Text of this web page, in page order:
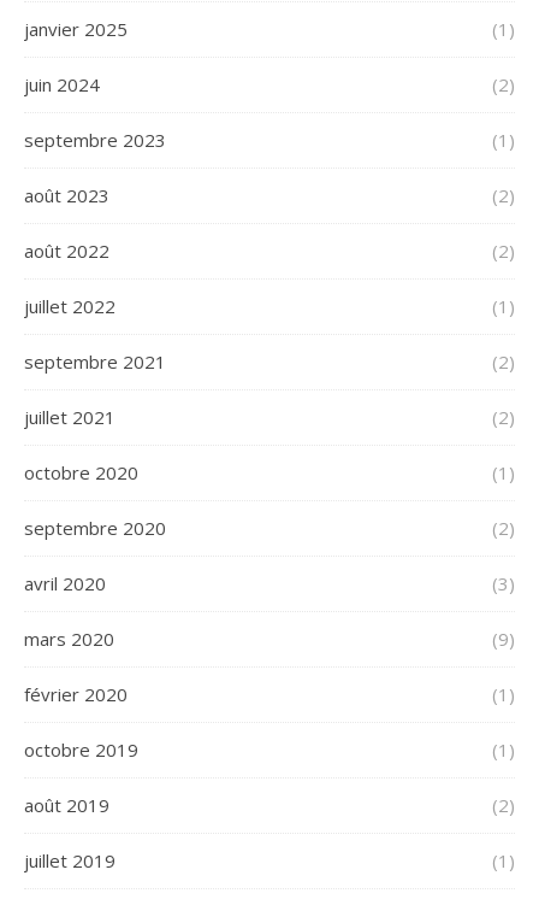
janvier 2025 (1)
juin 2024 (2)
septembre 2023 (1)
août 2023 (2)
août 2022 (2)
juillet 2022 (1)
septembre 2021 (2)
juillet 2021 (2)
octobre 2020 (1)
septembre 2020 (2)
avril 2020 (3)
mars 2020 (9)
février 2020 (1)
octobre 2019 (1)
août 2019 (2)
juillet 2019 (1)